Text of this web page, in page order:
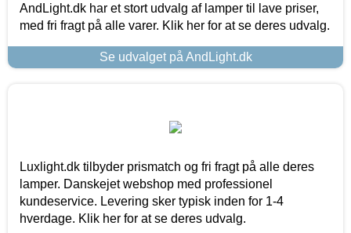
AndLight.dk har et stort udvalg af lamper til lave priser,
med fri fragt på alle varer. Klik her for at se deres udvalg.
Se udvalget på AndLight.dk
Luxlight.dk tilbyder prismatch og fri fragt på alle deres
lamper. Danskejet webshop med professionel
kundeservice. Levering sker typisk inden for 1-4
hverdage. Klik her for at se deres udvalg.